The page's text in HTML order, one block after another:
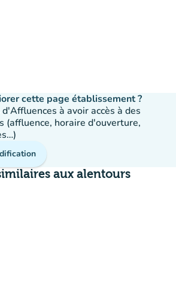
cette page établissement ?
à avoir accès à des
(affluence, horaire d'ouverture,
aux alentours